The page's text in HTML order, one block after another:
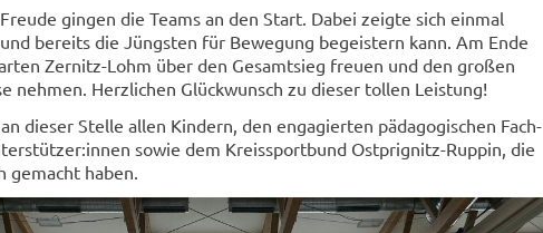
gin­gen die Teams an den Start. Dabei zeig­te sich ein­mal
be­reits die Jüngs­ten für Be­we­gung be­geis­tern kann. Am Ende
Zernitz-​Lohm über den Ge­samt­sieg freu­en und den gro­ßen
neh­men. Herz­li­chen Glück­wunsch zu die­ser tol­len Leis­tung!
die­ser Stel­le allen Kin­dern, den en­ga­gier­ten päd­ago­gi­schen Fach­
sowie dem Kreis­sport­bund Ostprignitz-​Ruppin, die
ge­macht haben.